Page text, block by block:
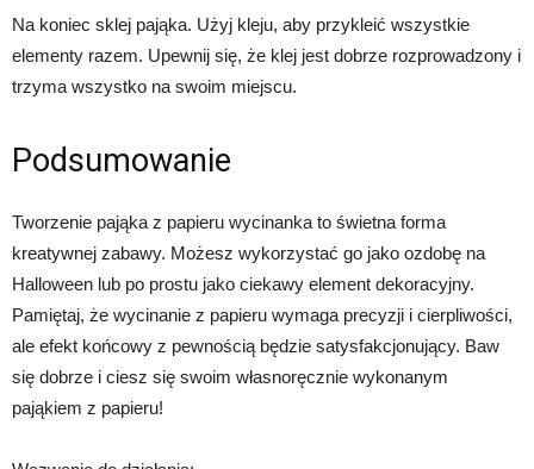
Na koniec sklej pająka. Użyj kleju, aby przykleić wszystkie
elementy razem. Upewnij się, że klej jest dobrze rozprowadzony i
trzyma wszystko na swoim miejscu.
Podsumowanie
Tworzenie pająka z papieru wycinanka to świetna forma
kreatywnej zabawy. Możesz wykorzystać go jako ozdobę na
Halloween lub po prostu jako ciekawy element dekoracyjny.
Pamiętaj, że wycinanie z papieru wymaga precyzji i cierpliwości,
ale efekt końcowy z pewnością będzie satysfakcjonujący. Baw
się dobrze i ciesz się swoim własnoręcznie wykonanym
pająkiem z papieru!